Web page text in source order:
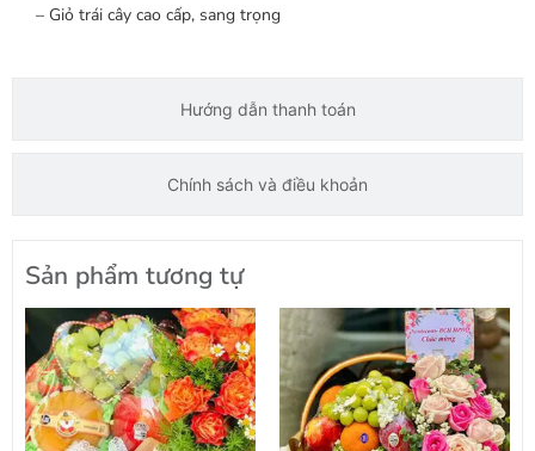
Hướng dẫn thanh toán
Chính sách và điều khoản
– Giỏ trái cây cao cấp, sang trọng
Sản phẩm tương tự